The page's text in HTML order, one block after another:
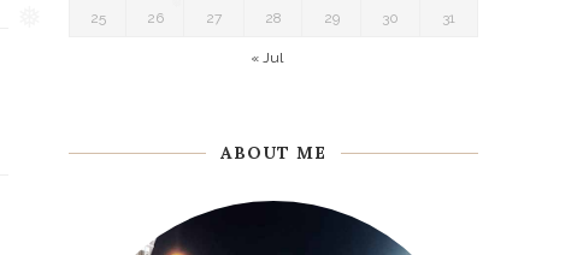
25 26 27 28 29 30 31
« Jul
ABOUT ME